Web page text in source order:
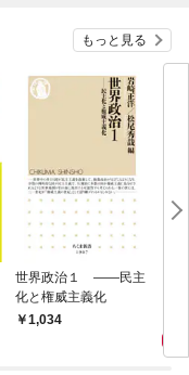
もっと見る
世界政治１ ――民主
化と権威主義化
1,034